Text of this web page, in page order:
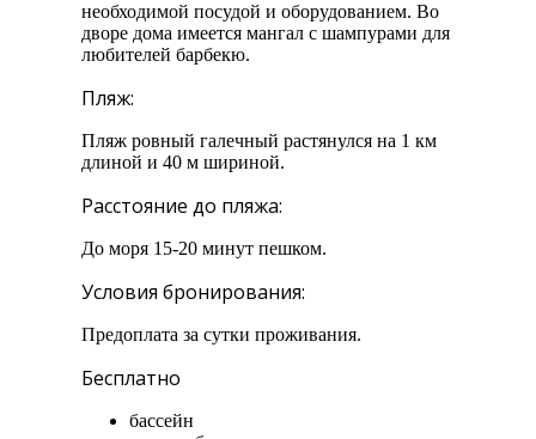
необходимой посудой и оборудованием. Во
дворе дома имеется мангал с шампурами для
любителей барбекю.
Пляж:
Пляж ровный галечный растянулся на 1 км
длиной и 40 м шириной.
Расстояние до пляжа:
До моря 15-20 минут пешком.
Условия бронирования:
Предоплата за сутки проживания.
Бесплатно
бассейн